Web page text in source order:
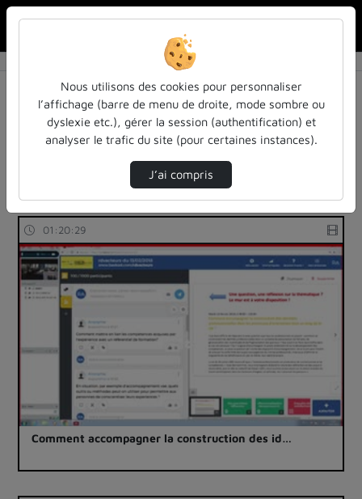
Résultats de la recherche
Filtres actifs (cliquer pour en retirer) :
les-rendez-vous-des-acteurs-de-la-fia
les-rendez-vous-des-acteurs-de-la-fia
59 vidéos trouvées
01:20:29
Comment accompagner la construction des id…
Nous utilisons des cookies pour personnaliser
l’affichage (barre de menu de droite, mode sombre ou
dyslexie etc.), gérer la session (authentification) et
analyser le trafic du site (pour certaines instances).
J’ai compris